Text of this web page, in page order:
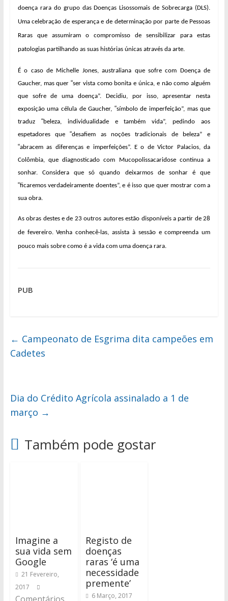
doença rara do grupo das Doenças Lisossomais de Sobrecarga (DLS).
Uma celebração de esperança e de determinação por parte de Pessoas
Raras que assumiram o compromisso de sensibilizar para estas
patologias partilhando as suas histórias únicas através da arte.
É o caso de Michelle Jones, australiana que sofre com Doença de
Gaucher, mas quer“ser vista como bonita e única, e não como alguém
que sofre de uma doença”. Decidiu, por isso, apresentar nesta
exposição uma célula de Gaucher, “símbolo de imperfeição”, mas que
traduz “beleza, individualidade e também vida”, pedindo aos
espetadores que“desafiem as noções tradicionais de beleza” e
“abracem as diferenças e imperfeições”. E o de Victor Palacios, da
Colômbia, que diagnosticado com Mucopolissacaridose continua a
sonhar. Considera que só quando deixarmos de sonhar é que
“ficaremos verdadeiramente doentes”, e é isso que quer mostrar com a
sua obra.
As obras destes e de 23 outros autores estão disponíveis a partir de 28
de fevereiro. Venha conhecê-las, assista à sessão e compreenda um
pouco mais sobre como é a vida com uma doença rara.
PUB
← Campeonato de Esgrima dita campeões em
Cadetes
Dia do Crédito Agrícola assinalado a 1 de
março →
Também pode gostar
Imagine a
sua vida sem
Google
21 Fevereiro,
2017
Registo de
doenças
raras ‘é uma
necessidade
premente’
6 Março, 2017